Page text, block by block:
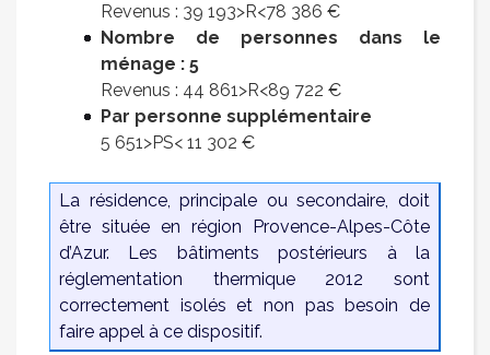
Revenus : 39 193>R<78 386 €
Nombre de personnes dans le
ménage : 5
Revenus : 44 861>R<89 722 €
Par personne supplémentaire
5 651>PS< 11 302 €
La résidence, principale ou secondaire, doit
être située en région Provence-Alpes-Côte
d’Azur. Les bâtiments postérieurs à la
réglementation thermique 2012 sont
correctement isolés et non pas besoin de
faire appel à ce dispositif.